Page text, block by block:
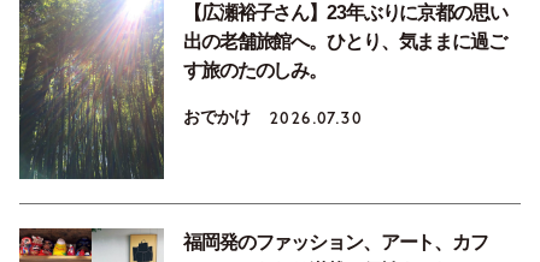
【広瀬裕子さん】23年ぶりに京都の思い
出の老舗旅館へ。ひとり、気ままに過ご
す旅のたのしみ。
おでかけ 2026.07.30
福岡発のファッション、アート、カフ